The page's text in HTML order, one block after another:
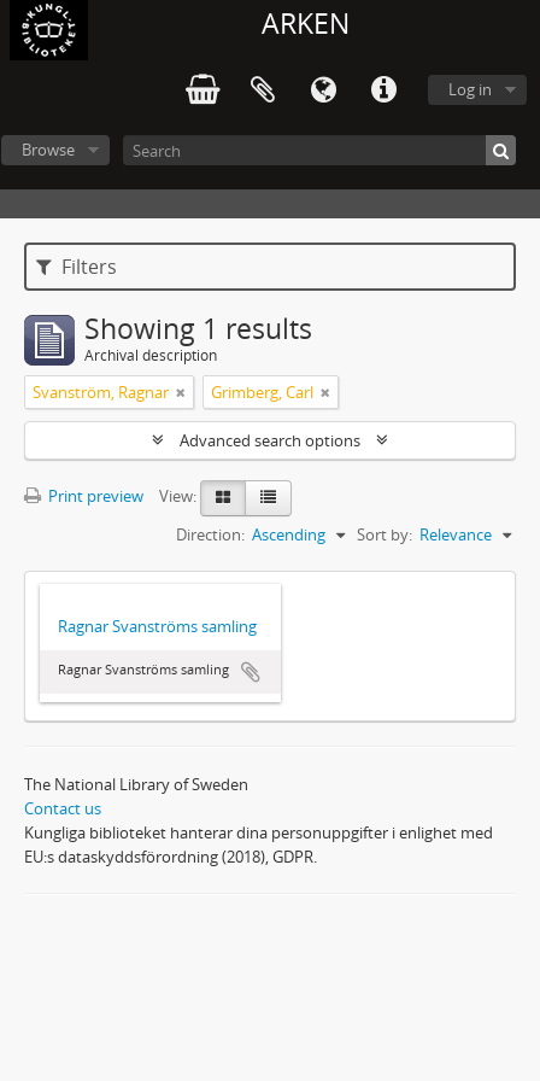
ARKEN
Log in
Browse
Filters
Showing 1 results
Archival description
Svanström, Ragnar Grimberg, Carl
Advanced search options
Print preview
View:
Sort by: Relevance
Direction: Ascending
Ragnar Svanströms samling
Ragnar Svanströms samling
The National Library of Sweden
Contact us
Kungliga biblioteket hanterar dina personuppgifter i enlighet med
EU:s dataskyddsförordning (2018), GDPR.